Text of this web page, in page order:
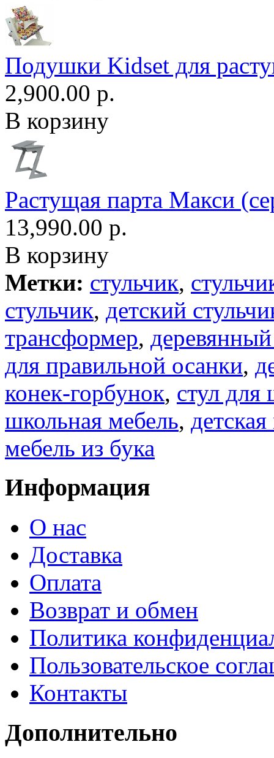
Подушки Kidset для
2,900.00 р.
В корзину
Растущая парта Макси
13,990.00 р.
В корзину
Метки: стульчик,
стульчик, детский
трансформер,
для правильной осанки,
конек-горбунок, стул для
школьная мебель,
мебель из бука
Информация
О нас
Доставка
Оплата
Возврат и обмен
Политика
Пользовательское
Контакты
Дополнительно